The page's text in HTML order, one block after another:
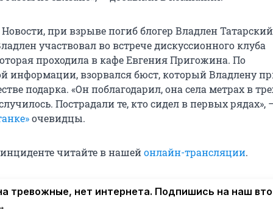
при взрыве погиб блогер Владлен
участвовал во встрече дискуссионного клуба
проходила в кафе Евгения Пригожина. По
информации, взорвался бюст, который Владлену
подарка. «Он поблагодарил, она села метрах в
Пострадали те, кто сидел в первых рядах»,
очевидцы.
читайте в нашейонлайн-трансляции.
тревожные, нет интернета. Подпишись на наш